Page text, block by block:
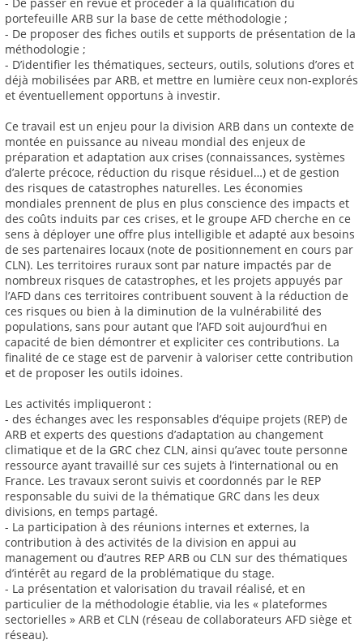
portefeuille ARB sur la base de cette méthodologie ;
- De proposer des fiches outils et supports de présentation de la
méthodologie ;
- D’identifier les thématiques, secteurs, outils, solutions d’ores et
déjà mobilisées par ARB, et mettre en lumière ceux non-explorés
et éventuellement opportuns à investir.
Ce travail est un enjeu pour la division ARB dans un contexte de
montée en puissance au niveau mondial des enjeux de
préparation et adaptation aux crises (connaissances, systèmes
d’alerte précoce, réduction du risque résiduel…) et de gestion
des risques de catastrophes naturelles. Les économies
mondiales prennent de plus en plus conscience des impacts et
des coûts induits par ces crises, et le groupe AFD cherche en ce
sens à déployer une offre plus intelligible et adapté aux besoins
de ses partenaires locaux (note de positionnement en cours par
CLN). Les territoires ruraux sont par nature impactés par de
nombreux risques de catastrophes, et les projets appuyés par
l’AFD dans ces territoires contribuent souvent à la réduction de
ces risques ou bien à la diminution de la vulnérabilité des
populations, sans pour autant que l’AFD soit aujourd’hui en
capacité de bien démontrer et expliciter ces contributions. La
finalité de ce stage est de parvenir à valoriser cette contribution
et de proposer les outils idoines.
Les activités impliqueront :
- des échanges avec les responsables d’équipe projets (REP) de
ARB et experts des questions d’adaptation au changement
climatique et de la GRC chez CLN, ainsi qu’avec toute personne
ressource ayant travaillé sur ces sujets à l’international ou en
France. Les travaux seront suivis et coordonnés par le REP
responsable du suivi de la thématique GRC dans les deux
divisions, en temps partagé.
- La participation à des réunions internes et externes, la
contribution à des activités de la division en appui au
management ou d’autres REP ARB ou CLN sur des thématiques
d’intérêt au regard de la problématique du stage.
- La présentation et valorisation du travail réalisé, et en
particulier de la méthodologie établie, via les « plateformes
sectorielles » ARB et CLN (réseau de collaborateurs AFD siège et
réseau).